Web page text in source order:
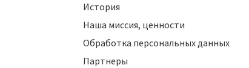
История
Наша миссия, ценности
Обработка персональных данных
Партнеры